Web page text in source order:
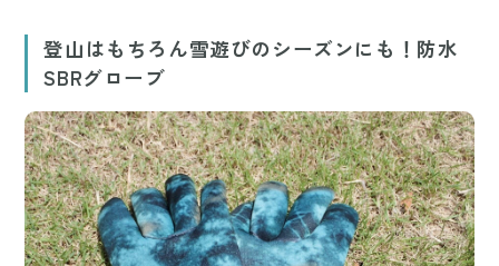
登山はもちろん雪遊びのシーズンにも！防水
SBRグローブ